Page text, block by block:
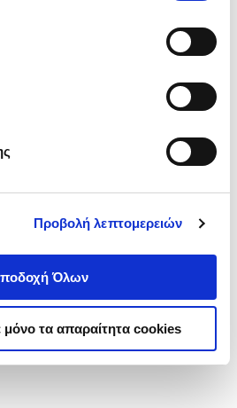
΄΄και να ενημερωθείτε σχετικά με
Προβολή λεπτομερειών
Όλων
μόνο τα απαραίτητα cookies